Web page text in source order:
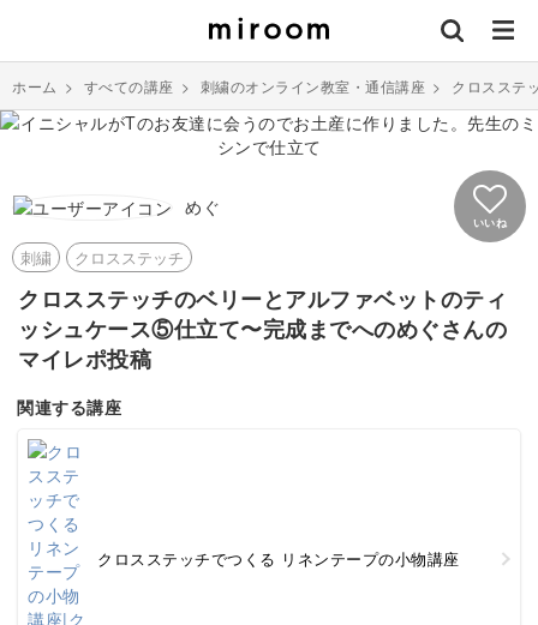
ホーム > すべての講座 > 刺繍のオンライン教室・通信講座 > クロスステ
めぐ
いいね
刺繍 クロスステッチ
クロスステッチのベリーとアルファベットのティ
ッシュケース⑤仕立て〜完成までへのめぐさんの
マイレポ投稿
関連する講座
クロスステッチでつくる リネンテープの小物講座